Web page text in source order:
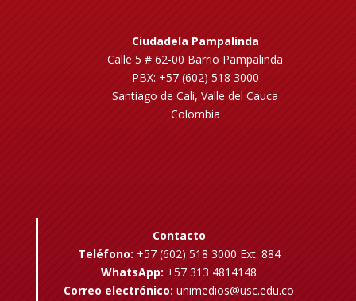
Ciudadela Pampalinda
Calle 5 # 62-00 Barrio Pampalinda
PBX: +57 (602) 518 3000
Santiago de Cali, Valle del Cauca
Colombia
Contacto
Teléfono: +57 (602) 518 3000 Ext. 884
WhatsApp: +57 313 4814148
Correo electrónico: unimedios@usc.edu.co